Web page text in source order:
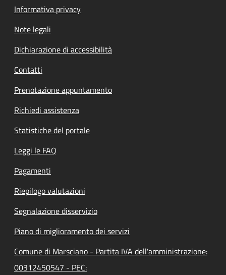
Informativa privacy
Note legali
Dichiarazione di accessibilità
Contatti
Prenotazione appuntamento
Richiedi assistenza
Statistiche del portale
Leggi le FAQ
Pagamenti
Riepilogo valutazioni
Segnalazione disservizio
Piano di miglioramento dei servizi
Comune di Marsciano - Partita IVA dell'amministrazione:
00312450547 - PEC: